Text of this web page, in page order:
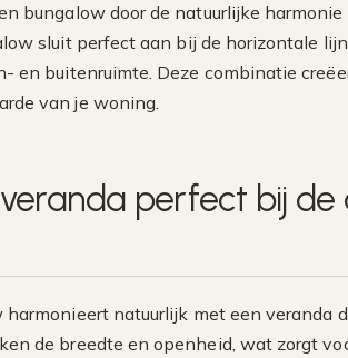
bungalow door de natuurlijke
sluit perfect aan bij de horizontale
en buitenruimte. Deze combinatie
van je woning.
perfect bij de
natuurlijk met een veranda
de breedte en openheid, wat zorgt